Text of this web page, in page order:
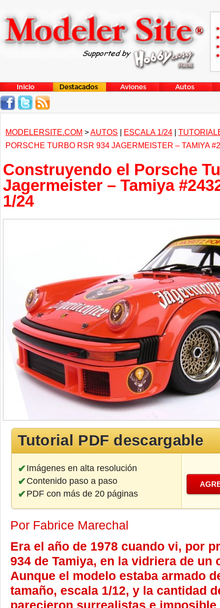
MODELERSITE.COM >AUTOS | ESCALA 1/24 |
PORSCHE TURBO RSR 934 JAGERMEISTER – TAMIYA
Construyendo el Porsche
Jagermeister – Tamiya
1/24
Tutorial PDF descargable
Imágenes en alta resolución
Contenido paso a paso
PDF con más de 20 páginas
Por Fabrice Marechal
Era el año de 1978 cuando vi, por
934 de Tamiya, en la vidriera de un
Aunque el modelo estaba armado
tamaño, escala 1/12, y la cantidad
parecieron surrealistas e